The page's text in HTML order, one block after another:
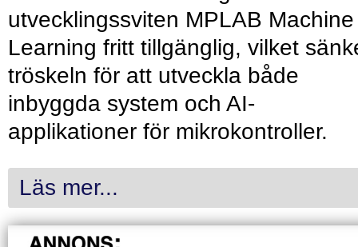
utvecklingssviten MPLAB Machine
Learning fritt tillgänglig, vilket
tröskeln för att utveckla både
inbyggda system och AI-
applikationer för mikrokontroller.
Läs mer...